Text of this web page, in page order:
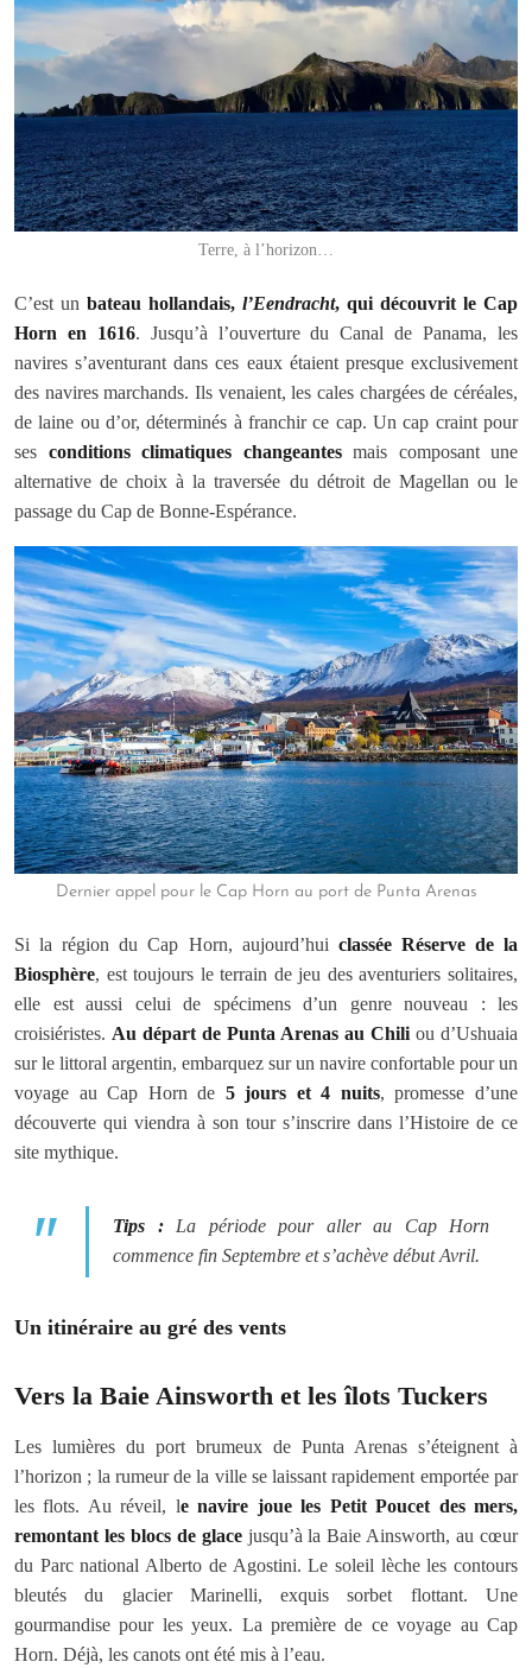
Terre, à l’horizon…
C’est un bateau hollandais, l’Eendracht, qui découvrit le Cap
Horn en 1616. Jusqu’à l’ouverture du Canal de Panama, les
navires s’aventurant dans ces eaux étaient presque exclusivement
des navires marchands. Ils venaient, les cales chargées de céréales,
de laine ou d’or, déterminés à franchir ce cap. Un cap craint pour
ses conditions climatiques changeantesmais composant une
alternative de choix à la traversée du détroit de Magellan ou le
passage du Cap de Bonne-Espérance.
Dernier appel pour le Cap Horn au port de Punta Arenas
Si la région du Cap Horn, aujourd’hui classée Réserve de la
Biosphère, est toujours le terrain de jeu des aventuriers solitaires,
elle est aussi celui de spécimens d’un genre nouveau : les
croisiéristes. Au départ de Punta Arenas au Chili ou d’Ushuaia
sur le littoral argentin, embarquez sur un navire confortable pour un
voyage au Cap Horn de 5 jours et 4 nuits, promesse d’une
découverte qui viendra à son tour s’inscrire dans l’Histoire de ce
site mythique.
Tips :La période pour aller au Cap Horn
commence fin Septembre et s’achève début Avril.
Un itinéraire au gré des vents
Vers la Baie Ainsworth et les îlots Tuckers
Les lumières du port brumeux de Punta Arenas s’éteignent à
l’horizon ; la rumeur de la ville se laissant rapidement emportée par
les flots. Au réveil, le navire joue les Petit Poucet des mers,
remontant les blocs de glace jusqu’à la Baie Ainsworth, au cœur
du Parc national Alberto de Agostini. Le soleil lèche les contours
bleutés du glacier Marinelli, exquis sorbet flottant. Une
gourmandise pour les yeux. La première de ce voyage au Cap
Horn. Déjà, les canots ont été mis à l’eau.